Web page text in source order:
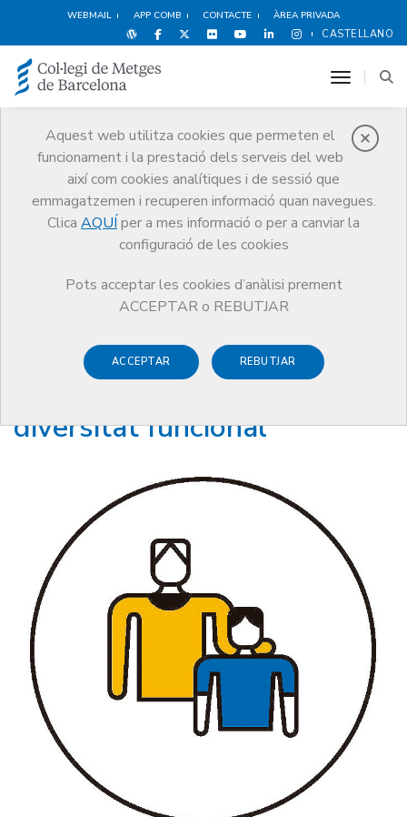
WEBMAIL APP COMB CONTACTE ÀREA PRIVADA
CASTELLANO
Aquest web utilitza cookies que permeten el
funcionament i la prestació dels serveis del web
així com cookies analítiques i de sessió que
emmagatzemen i recuperen informació quan navegues.
Clica AQUÍ per a mes informació o per a canviar la
configuració de les cookies
Pots acceptar les cookies d’anàlisi prement
ACCEPTAR o REBUTJAR
ACCEPTAR REBUTJAR
toggle
Protecció social
Salut i benestar del metge
Protecció social
Ajuts i prestacions del programa
Suport d’acompanyament per a fills de metges amb diversitat
Suport d’acompanyament
diversitat funcional